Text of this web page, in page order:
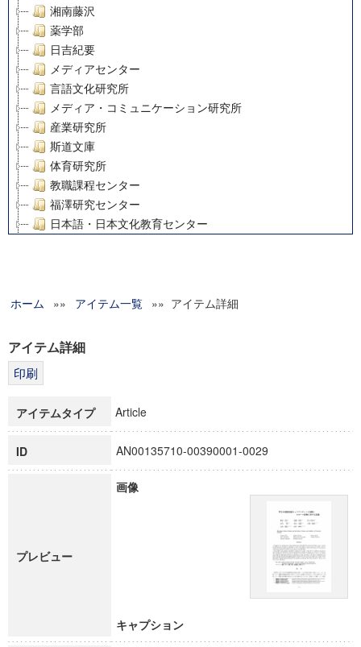
湘南藤沢
薬学部
日吉紀要
メディアセンター
言語文化研究所
メディア・コミュニケーション研究所
産業研究所
斯道文庫
体育研究所
教職課程センター
福澤研究センター
日本語・日本文化教育センター
グローバルリサーチインスティテュート
科学研究費補助金研究成果報告書
博士課程教育リーディングプログラム「超成熟社会発展のサ
ホーム »» アイテム一覧 »» アイテム詳細
アイテム詳細
アイテムタイプ Article
ID AN00135710-00390001-0029
プレビュー
画像
キャプション